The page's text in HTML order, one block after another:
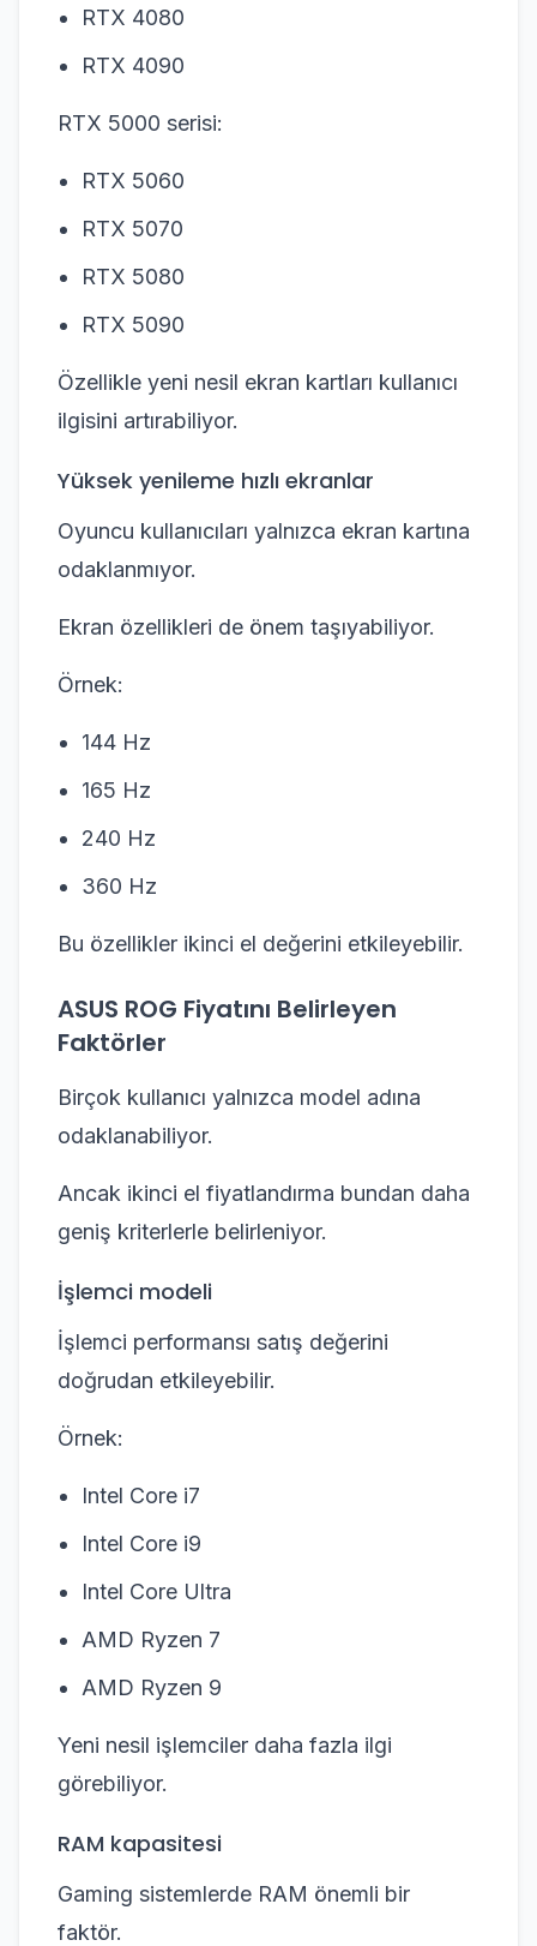
RTX 4080
RTX 4090
RTX 5000 serisi:
RTX 5060
RTX 5070
RTX 5080
RTX 5090
Özellikle yeni nesil ekran kartları kullanıcı
ilgisini artırabiliyor.
Yüksek yenileme hızlı ekranlar
Oyuncu kullanıcıları yalnızca ekran kartına
odaklanmıyor.
Ekran özellikleri de önem taşıyabiliyor.
Örnek:
144 Hz
165 Hz
240 Hz
360 Hz
Bu özellikler ikinci el değerini etkileyebilir.
ASUS ROG Fiyatını Belirleyen
Faktörler
Birçok kullanıcı yalnızca model adına
odaklanabiliyor.
Ancak ikinci el fiyatlandırma bundan daha
geniş kriterlerle belirleniyor.
İşlemci modeli
İşlemci performansı satış değerini
doğrudan etkileyebilir.
Örnek:
Intel Core i7
Intel Core i9
Intel Core Ultra
AMD Ryzen 7
AMD Ryzen 9
Yeni nesil işlemciler daha fazla ilgi
görebiliyor.
RAM kapasitesi
Gaming sistemlerde RAM önemli bir
faktör.